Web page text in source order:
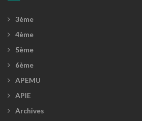
3ème
4ème
5ème
6ème
APEMU
APIE
Archives